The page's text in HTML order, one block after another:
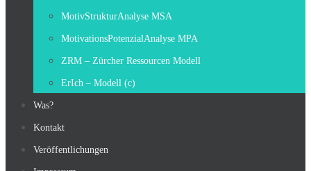
MotivStrukturAnalyse MSA
MotivationsPotenzialAnalyse MPA
ZRM – Zürcher Ressourcen Modell
ErIch – Modell (c)
Was?
Kontakt
Veröffentlichungen